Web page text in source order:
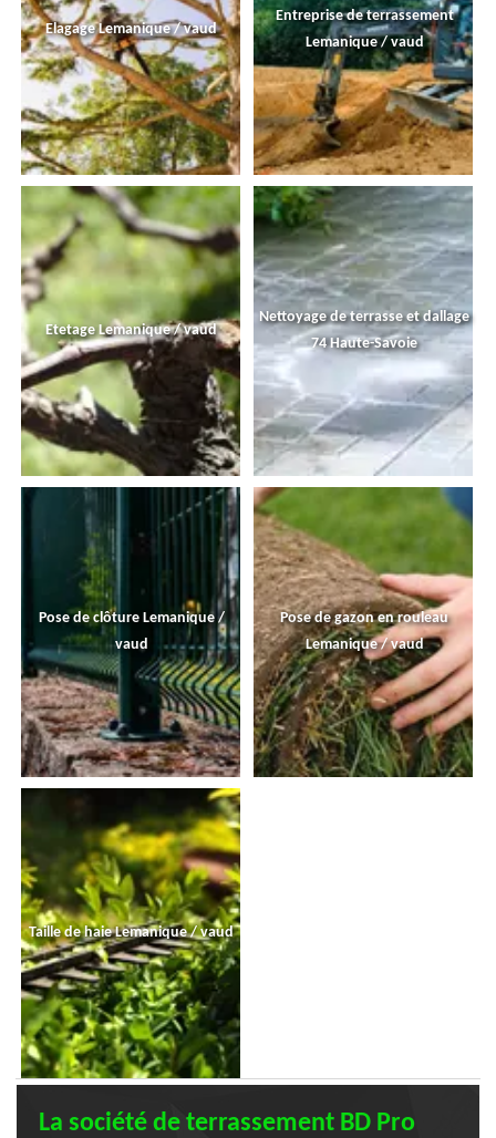
Elagage Lemanique / vaud
Entreprise de terrassement
Lemanique / vaud
Etetage Lemanique / vaud
Nettoyage de terrasse et dallage
74 Haute-Savoie
Pose de clôture Lemanique /
vaud
Pose de gazon en rouleau
Lemanique / vaud
Taille de haie Lemanique / vaud
La société de terrassement BD Pro